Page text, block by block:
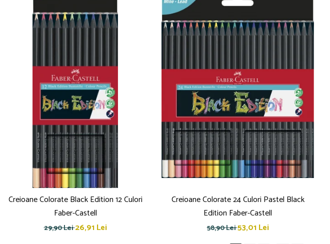
Creioane Colorate Black Edition 12 Culori
Faber-Castell
29,90 Lei26,91 Lei
Creioane Colorate 24 Culori Pastel Black
Edition Faber-Castell
58,90 Lei53,01 Lei